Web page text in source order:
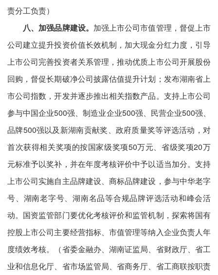
责分工负责）
八、加强品牌建设。 加强上市公司市值管理，督促上市
公司建立提升投资价值长效机制，加大现金分红力度，引导
上市公司完善投资者关系管理，推动优质上市公司开展股份
回购，督促长期破净公司披露估值提升计划；发布湖南省上
市公司指数，开发并逐步推出相关指数产品。支持上市公司
参与中国企业500强、制造业企业500强、民营企业500强、
品牌500强以及新湖南贡献奖、政府质量奖等评选活动，对
首次获得相关奖项的按国家级奖项50万元、省级奖项20万
元标准予以奖补，并在年度考核评价中予以适当加分。支持
上市公司实施自主品牌建设、商标品牌建设，参与中华老字
号、湖南老字号、湖南名品等合规品牌评选活动和峰会活
动。国资监管部门要优化考核评价和监管机制，探索将国有
控股上市公司主要经营指标、市值管理等纳入企业负责人年
度绩效考核。（省委金融办、湖南证监局、省财政厅、省工
业和信息化厅、省市场监管局、省商务厅、省工商联按职责